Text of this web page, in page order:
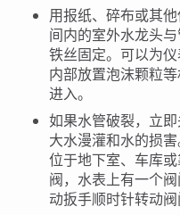
用报纸、碎布或其
间内的室外水龙头
铁丝固定。可以为
内部放置泡沫颗粒
进入。
如果水管破裂，立
大水漫灌和水的损
位于地下室、车库
阀，水表上有一个
动扳手顺时针转动阀